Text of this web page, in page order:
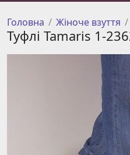
Головна Жіноче взуття
Туфлі Tamaris 1-